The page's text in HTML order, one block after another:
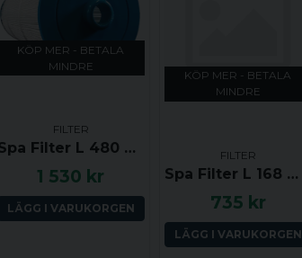
KÖP MER - BETALA
MINDRE
FILTER
Spa Filter L 480 mm; YD 215 mm; SC763 Darlly
1 530 kr
LÄGG I VARUKORGEN
KÖP MER - BETALA
MINDRE
FILTER
Spa Filter L 168 mm; YD 117 mm; PFF25TC-P4 (Pleatco)
735 kr
LÄGG I VARUKORGEN